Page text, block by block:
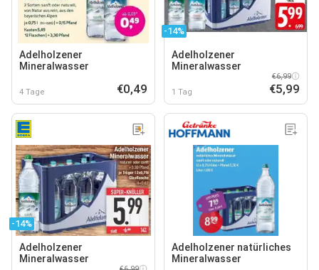
Adelholzener
Mineralwasser
4 Tage €0,49
-14%
Adelholzener
Mineralwasser
1 Tag
€6,99
€5,99
-14%
Adelholzener
Mineralwasser
Adelholzener natürliches
Mineralwasser